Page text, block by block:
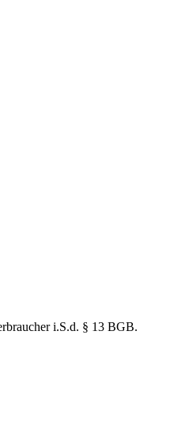
i.S.d. § 13 BGB.